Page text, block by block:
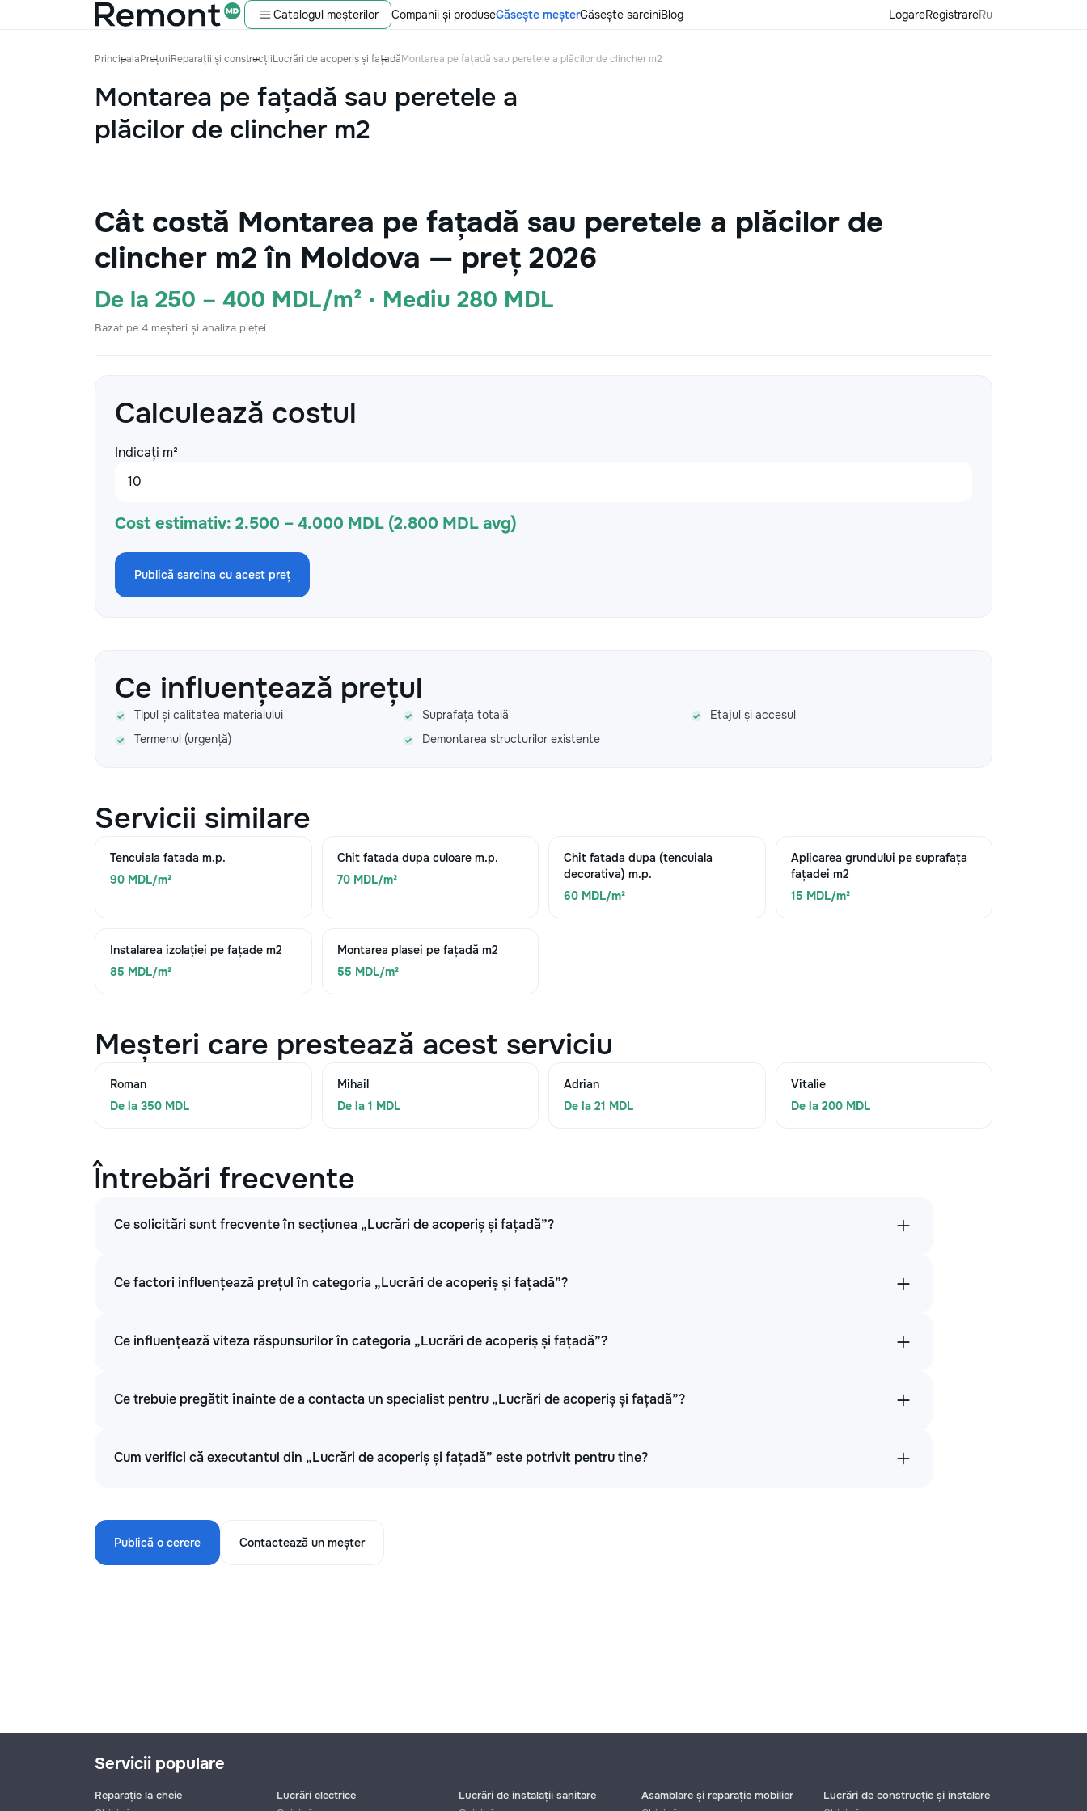
Catalogul meșterilor Companii și produseGăsește meșterGăsește sarciniBlog LogareRegistrareRu
PrincipalaPrețuriReparații și construcțiiLucrări de acoperiș și fațadăMontarea pe fațadă sau peretele a plăcilor de clincher m2
Montarea pe fațadă sau peretele a
plăcilor de clincher m2
Cât costă Montarea pe fațadă sau peretele a plăcilor de
clincher m2 în Moldova — preț 2026
De la 250 – 400 MDL/m² · Mediu 280 MDL
Bazat pe 4 meșteri și analiza pieței
Calculează costul
Indicați m²
Cost estimativ: 2.500 – 4.000 MDL (2.800 MDL avg)
Publică sarcina cu acest preț
Ce influențează prețul
Tipul și calitatea materialului Suprafața totală
Etajul și accesul
Termenul (urgență)
Demontarea structurilor existente
Servicii similare
Tencuiala fatada m.p.
90 MDL/m²
Chit fatada dupa culoare m.p.
70 MDL/m²
Chit fatada dupa (tencuiala
decorativa) m.p.
60 MDL/m²
Aplicarea grundului pe suprafața
fațadei m2
15 MDL/m²
Instalarea izolației pe fațade m2
85 MDL/m²
Montarea plasei pe fațadă m2
55 MDL/m²
Meșteri care prestează acest serviciu
Roman
De la 350 MDL
Mihail
De la 1 MDL
Adrian
De la 21 MDL
Vitalie
De la 200 MDL
Întrebări frecvente
Ce solicitări sunt frecvente în secțiunea „Lucrări de acoperiș și fațadă”?
Ce factori influențează prețul în categoria „Lucrări de acoperiș și fațadă”?
Ce influențează viteza răspunsurilor în categoria „Lucrări de acoperiș și fațadă”?
Ce trebuie pregătit înainte de a contacta un specialist pentru „Lucrări de acoperiș și fațadă”?
Cum verifici că executantul din „Lucrări de acoperiș și fațadă” este potrivit pentru tine?
Publică o cerere Contactează un meșter
Servicii populare
Reparație la cheie
Lucrări electrice
Lucrări de instalații sanitare
Asamblare și reparație mobilier
Lucrări de construcție și instalare